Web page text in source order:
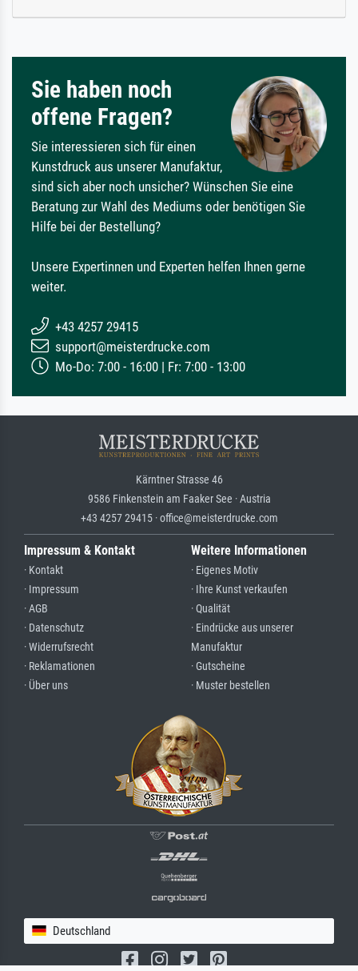
Sie haben noch
offene Fragen?
Sie interessieren sich für einen
Kunstdruck aus unserer Manufaktur,
sind sich aber noch unsicher? Wünschen Sie eine
Beratung zur Wahl des Mediums oder benötigen Sie
Hilfe bei der Bestellung?
Unsere Expertinnen und Experten helfen Ihnen gerne
weiter.
+43 4257 29415
support@meisterdrucke.com
Mo-Do: 7:00 - 16:00 | Fr: 7:00 - 13:00
Kärntner Strasse 46
9586 Finkenstein am Faaker See · Austria
+43 4257 29415 · office@meisterdrucke.com
Impressum & Kontakt
· Kontakt
· Impressum
· AGB
· Datenschutz
· Widerrufsrecht
· Reklamationen
· Über uns
Weitere Informationen
· Eigenes Motiv
· Ihre Kunst verkaufen
· Qualität
· Eindrücke aus unserer
Manufaktur
· Gutscheine
· Muster bestellen
Deutschland